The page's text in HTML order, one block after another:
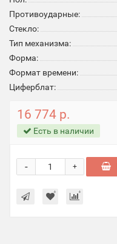
Противоударные:
Стекло:
Тип механизма:
Форма:
Формат времени:
Циферблат:
16 774 р.
Есть в наличии
+
-